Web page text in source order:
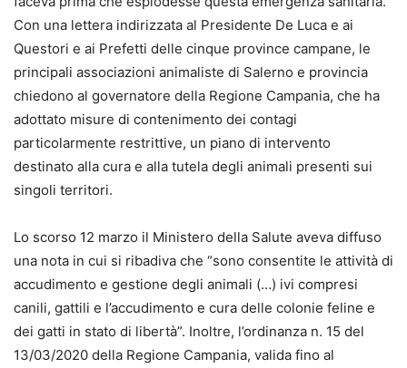
Con una lettera indirizzata al Presidente De Luca e ai
Questori e ai Prefetti delle cinque province campane, le
principali associazioni animaliste di Salerno e provincia
chiedono al governatore della Regione Campania, che ha
adottato misure di contenimento dei contagi
particolarmente restrittive, un piano di intervento
destinato alla cura e alla tutela degli animali presenti sui
singoli territori.
Lo scorso 12 marzo il Ministero della Salute aveva diffuso
una nota in cui si ribadiva che “sono consentite le attività di
accudimento e gestione degli animali (…) ivi compresi
canili, gattili e l’accudimento e cura delle colonie feline e
dei gatti in stato di libertà”. Inoltre, l’ordinanza n. 15 del
13/03/2020 della Regione Campania, valida fino al